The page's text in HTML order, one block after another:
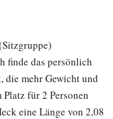
finde das persönlich
die mehr Gewicht und
für 2 Personen
eine Länge von 2,08